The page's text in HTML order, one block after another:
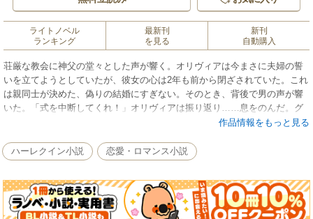
ライトノベル
ランキング
最新刊
を見る
新刊
自動購入
荘厳な教会に神父の堂々とした声が響く。オリヴィアは今まさに夫婦の誓
いを立てようとしていたが、彼女の心は2年も前から閉ざされていた。これ
は親同士が決めた、偽りの結婚にすぎない。そのとき、背後で男の声が響
いた。「式を中断してくれ！」オリヴィアは振り返り……息をのんだ。グ
レゴル。死んだはずの夫がなぜここに？愛する人を失ってから、ずっと抑
あんな変わり果てた姿に……と思いながら。■夫の生還は嬉しくても、2年
ものあいだ音信不通だった理由を打ち明けてくれないことに、オリヴィア
作品情報をもっと見る
ハーレクイン小説 恋愛・ロマンス小説